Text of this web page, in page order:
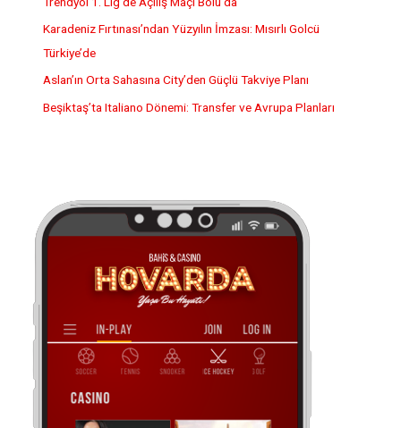
Karadeniz Fırtınası’ndan Yüzyılın İmzası: Mısırlı Golcü
Türkiye’de
Aslan’ın Orta Sahasına City’den Güçlü Takviye Planı
Beşiktaş’ta Italiano Dönemi: Transfer ve Avrupa Planları